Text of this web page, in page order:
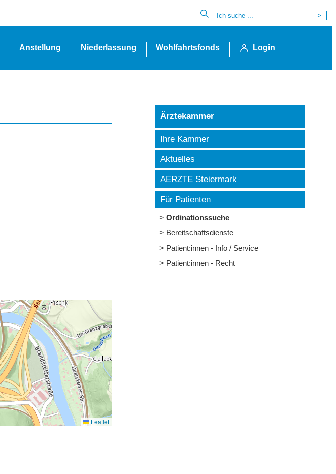
Anstellung Niederlassung Wohlfahrtsfonds Login
Ärztekammer
Ihre Kammer
Aktuelles
AERZTE Steiermark
Für Patienten
Ordinationssuche
Bereitschaftsdienste
Patient:innen - Info / Service
Patient:innen - Recht